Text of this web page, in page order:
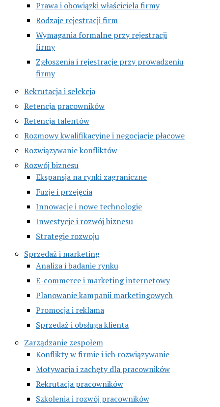
Prawa i obowiązki właściciela firmy
Rodzaje rejestracji firm
Wymagania formalne przy rejestracji
firmy
Zgłoszenia i rejestracje przy prowadzeniu
firmy
Rekrutacja i selekcja
Retencja pracowników
Retencja talentów
Rozmowy kwalifikacyjne i negocjacje płacowe
Rozwiązywanie konfliktów
Rozwój biznesu
Ekspansja na rynki zagraniczne
Fuzje i przejęcia
Innowacje i nowe technologie
Inwestycje i rozwój biznesu
Strategie rozwoju
Sprzedaż i marketing
Analiza i badanie rynku
E-commerce i marketing internetowy
Planowanie kampanii marketingowych
Promocja i reklama
Sprzedaż i obsługa klienta
Zarządzanie zespołem
Konflikty w firmie i ich rozwiązywanie
Motywacja i zachęty dla pracowników
Rekrutacja pracowników
Szkolenia i rozwój pracowników